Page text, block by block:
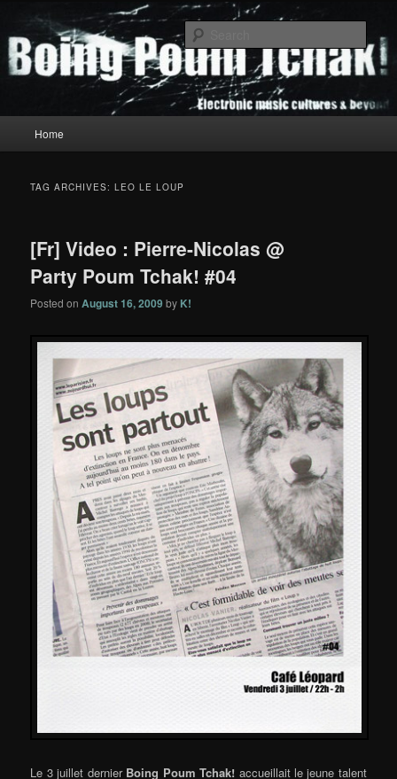
primary
content
secondary
contentBoing Poum Tchak!
Home
TAG ARCHIVES:LEO LE LOUP
[Fr] Video : Pierre-Nicolas @
Party Poum Tchak! #04
Posted onAugust 16, 2009 by K!
Le 3 juillet dernier Boing Poum Tchak! accueillait le jeune talent